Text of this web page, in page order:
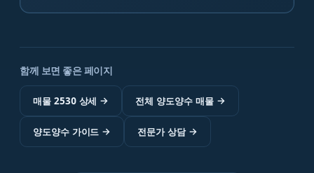
함께 보면 좋은 페이지
매물 2530 상세 → 전체 양도양수 매물→
양도양수 가이드 → 전문가 상담→